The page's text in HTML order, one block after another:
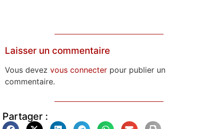
Laisser un commentaire
Vous devez vous connecter pour publier un
commentaire.
Partager :